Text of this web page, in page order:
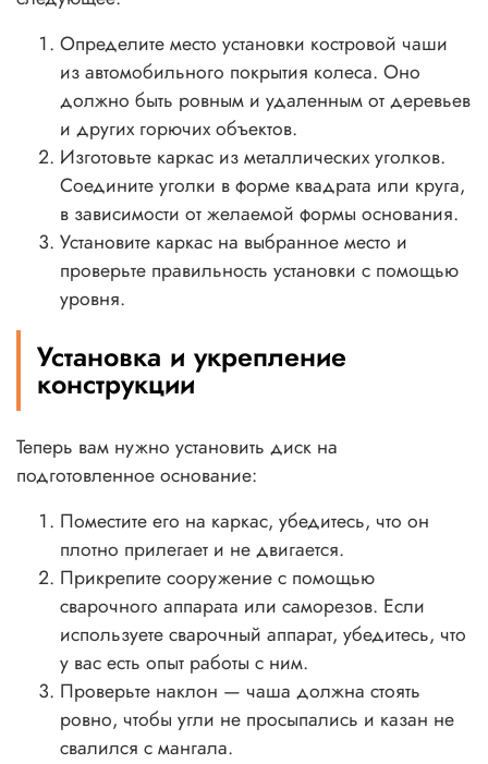
Определите место установки костровой чаши
из автомобильного покрытия колеса. Оно
должно быть ровным и удаленным от деревьев
и других горючих объектов.
Изготовьте каркас из металлических уголков.
Соедините уголки в форме квадрата или круга,
в зависимости от желаемой формы основания.
Установите каркас на выбранное место и
проверьте правильность установки с помощью
уровня.
Установка и укрепление
конструкции
Теперь вам нужно установить диск на
подготовленное основание:
Поместите его на каркас, убедитесь, что он
плотно прилегает и не двигается.
Прикрепите сооружение с помощью
сварочного аппарата или саморезов. Если
используете сварочный аппарат, убедитесь, что
у вас есть опыт работы с ним.
Проверьте наклон — чаша должна стоять
ровно, чтобы угли не просыпались и казан не
свалился с мангала.